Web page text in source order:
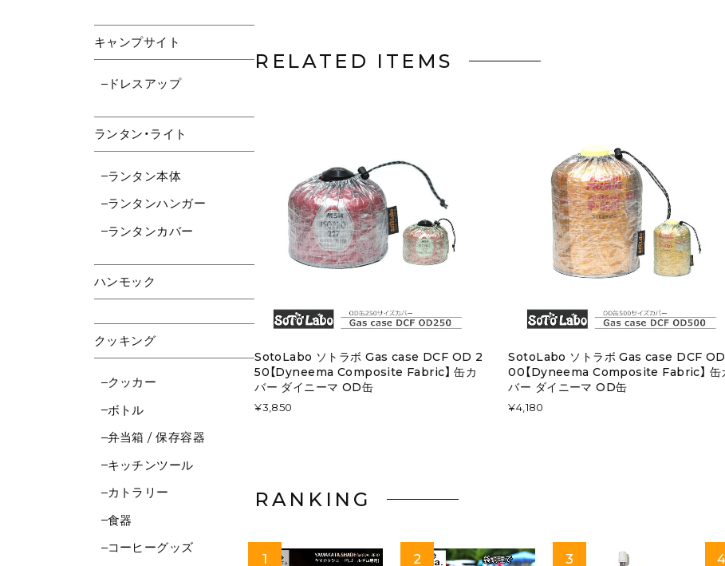
キャンプサイト
ドレスアップ
ランタン・ライト
ランタン本体
ランタンハンガー
ランタンカバー
ハンモック
クッキング
クッカー
ボトル
弁当箱 / 保存容器
キッチンツール
カトラリー
食器
コーヒーグッズ
RELATED ITEMS
SotoLabo ソトラボ Gas case DCF OD 2
50【Dyneema Composite Fabric】 缶カ
バー ダイニーマ OD缶
¥3,850
SotoLabo ソトラボ Gas case DCF
00【Dyneema Composite Fabric】 缶
バー ダイニーマ OD缶
¥4,180
RANKING